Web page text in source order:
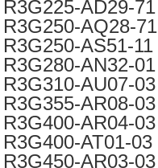
R3G225-AD29-71
R3G250-AQ28-71
R3G250-AS51-11
R3G280-AN32-01
R3G310-AU07-03
R3G355-AR08-03
R3G400-AR04-03
R3G400-AT01-03
R3G450-AR03-03